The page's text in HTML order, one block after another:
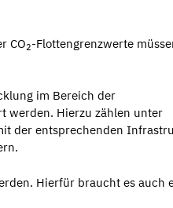
CO2-Flottengrenzwerte
im Bereich der
werden. Hierzu zählen unter
der entsprechenden
Hierfür braucht es auch